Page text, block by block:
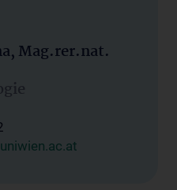
Mag.rer.nat.